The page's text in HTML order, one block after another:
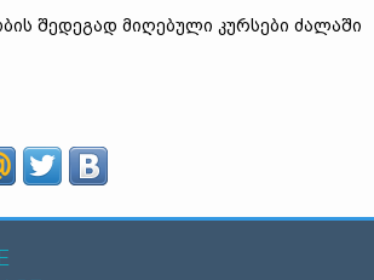
შედეგად მიღებული კურსები ძალაში